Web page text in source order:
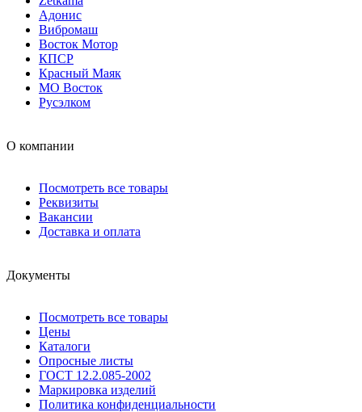
Адонис
Вибромаш
Восток Мотор
КПСР
Красный Маяк
МО Восток
Русэлком
О компании
Посмотреть все товары
Реквизиты
Вакансии
Доставка и оплата
Документы
Посмотреть все товары
Цены
Каталоги
Опросные листы
ГОСТ 12.2.085-2002
Маркировка изделий
Политика конфиденциальности